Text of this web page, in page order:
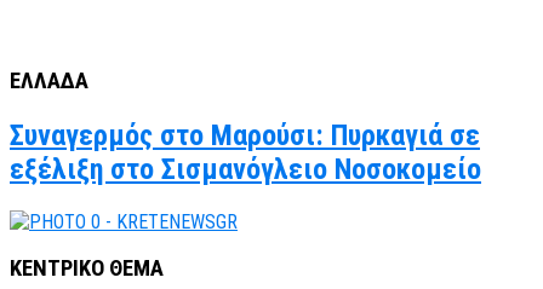
ΕΛΛΑΔΑ
Συναγερμός στο Μαρούσι: Πυρκαγιά σε
εξέλιξη στο Σισμανόγλειο Νοσοκομείο
ΚΕΝΤΡΙΚΟ ΘΕΜΑ